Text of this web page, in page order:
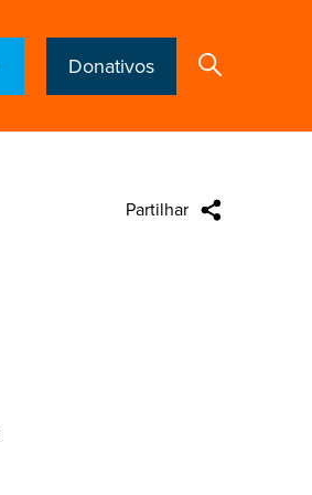
Donativos
Partilhar